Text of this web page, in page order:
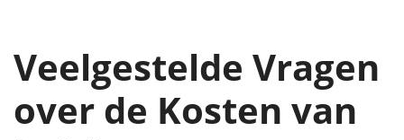
Veelgestelde Vragen
over de Kosten van